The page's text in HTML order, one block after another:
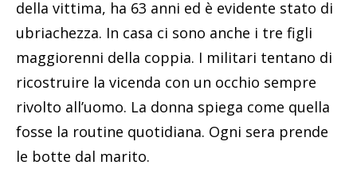
della vittima, ha 63 anni ed è evidente stato di
ubriachezza. In casa ci sono anche i tre figli
maggiorenni della coppia. I militari tentano di
ricostruire la vicenda con un occhio sempre
rivolto all’uomo. La donna spiega come quella
fosse la routine quotidiana. Ogni sera prende
le botte dal marito.